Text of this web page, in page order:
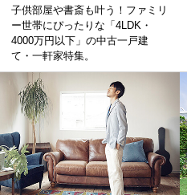
子供部屋や書斎も叶う！ファミリ
ー世帯にぴったりな「4LDK・
4000万円以下」の中古一戸建
て・一軒家特集。